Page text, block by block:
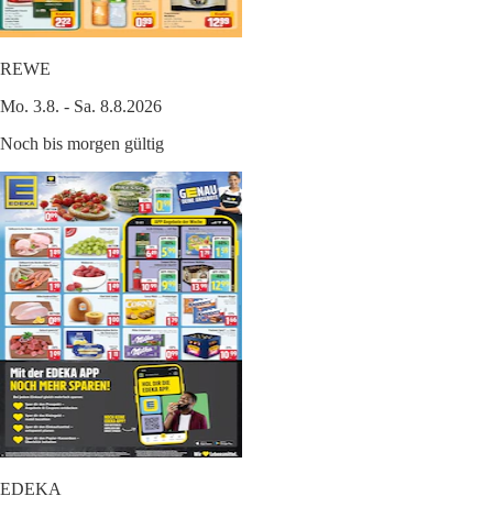
REWE
Mo. 3.8. - Sa. 8.8.2026
Noch bis morgen gültig
EDEKA